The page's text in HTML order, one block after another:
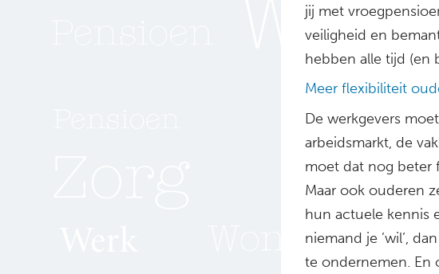
jij met
veiligheid en
hebben alle tijd (en
Meer flexibiliteit
De werkgevers
arbeidsmarkt, de
moet dat nog beter
Maar ook ouderen
hun actuele kennis
niemand je ’wil’,
te ondernemen. En